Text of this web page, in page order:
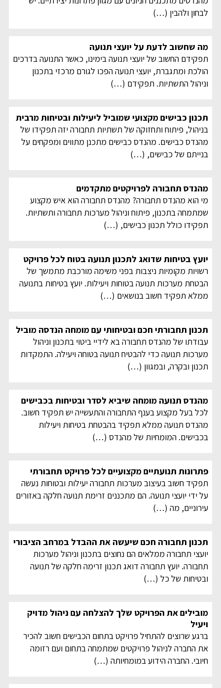
לבחון ולהבין (…)
מה שחשוב לדעת על יועצי תנועה
תפקידם החשוב של יועצי תנועה בימינו, כאשר התנועה בדרכים
הולכת ומתגברת, יועצי תנועה הפכו לגורם מרכזי בתכנון
וניהול התשתיות. תפקידם (…)
תכנון כבישים מקצועי שמוביל ליעילות ובטיחות מרבית
בניהול, פיתוח ותחזוקה של תשתיות תחבורה יזה תפקידו של
מהנדס כבישים. מהנדס כבישים מתכנן מתווים ומפקחים על
בנייתם של כבישים, (…)
מהנדס תחבורה לפרויקטים מתקדמים
מי הוא מהנדס תחבורה? מהנדס תחבורה הוא איש מקצוע
שמתמחה בתכנון, פיתוח וניהול מערכות תחבורה ותשתיות.
תפקידו כולל תכנון כבישים, (…)
יועץ בטיחות שדואג לתכנון תנועה בטוח לכל פרויקט
רשויות מקומיות ניצבות בפני משימה מורכבת מתמשך של
הבטחת מערכות תנועה בטוחות ויעילות. יועץ בטיחות בתנועה
ממלא תפקיד חשוב בנושאים (…)
תכנון תחבורתי חכם ובטיחותי עם מומחה הנדסה מוביל
עבודתו של מהנדס תחבורה בא לידיי ביטוי בתכנון וניהול
מערכות תנועה כדי להבטיח תנועה בטוחה ויעילה. התמקדות
תכנון ובקרה, ובמגוון (…)
מהנדס תנועה מומחה שיביא לסדר ובטיחות בכבישים
לכל בעל מקצוע בענף התחבורה והתעשייה יש תפקיד חשוב.
מהנדס תנועה ממלא תפקיד בהבטחת בטיחות ויעילות
בכבישים. המומחיות של מהנדס (…)
פתרונות תנועתיים מקצועיים לכל פרויקט תחבורתי
תפקיד חשוב בעיצוב מערכות תחבורה יעילות ובטוחות נעשה
על ידי יועצי תנועה. הם מתכננים זרימת תנועה חלקה באזורים
עירוניים, מה (…)
תכנון תחבורה חכם שיעשה את ההבדל במרחב הציבורי
יועצי תחבורה ממלאים הם נחוצים בתכנון וניהול מערכות
תחבורה. יועץ תחבורה דואג תכנון זרימה חלקה של תנועה
ובטיחות של כל (…)
מובילים את הפרויקט שלך להצלחה עם ניהול מדויק
ויעיל
ברגע שרוצים להתחיל פרויקט בתחום הכבישים חשוב להכיר
את החברה לניהול פרויקטים שמתמחה בתחום ועם רזומה
חיובי. החברה הידוע במומחיותה (…)